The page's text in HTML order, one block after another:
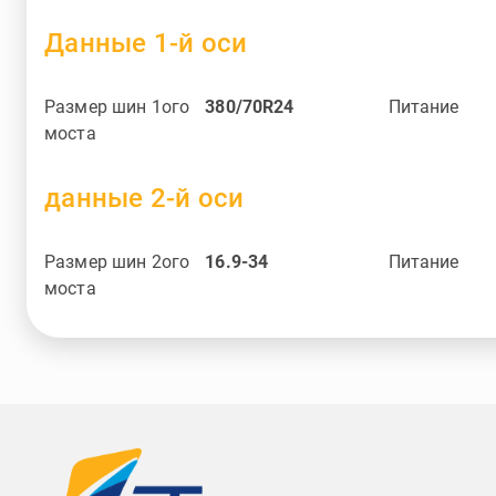
Данные 1-й оси
Размер шин 1ого
моста
380/70R24 Питание
данные 2-й оси
Размер шин 2ого
моста
16.9-34 Питание